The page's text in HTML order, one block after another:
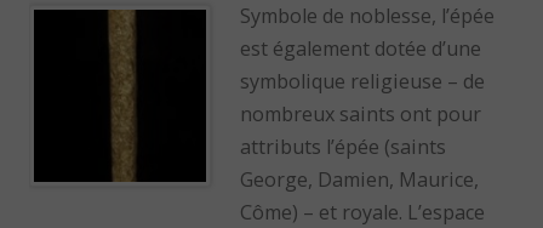
Symbole de noblesse, l’épée
est également dotée d’une
symbolique religieuse – de
nombreux saints ont pour
attributs l’épée (saints
George, Damien, Maurice,
Côme) – et royale. L’espace